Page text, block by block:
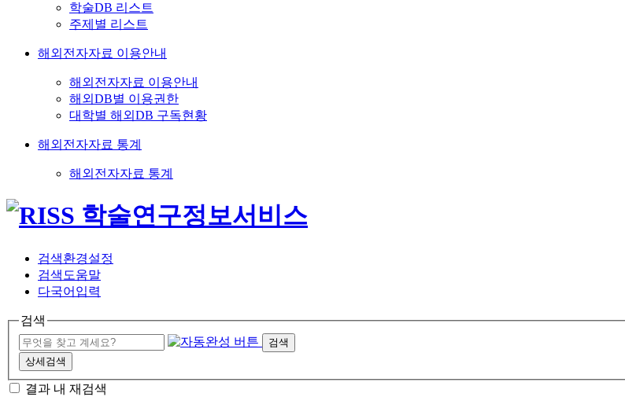
학술DB 리스트
주제별 리스트
해외전자자료 이용안내
해외전자자료 이용안내
해외DB별 이용권한
대학별 해외DB 구독현황
해외전자자료 통계
해외전자자료 통계
검색환경설정
검색도움말
다국어입력
검색
검색
상세검색
결과 내 재검색